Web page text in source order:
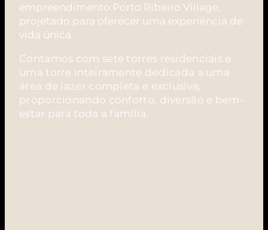
empreendimento Porto Ribeiro Village,
projetado para oferecer uma experiência de
vida única.
Contamos com sete torres residenciais e
uma torre inteiramente dedicada a uma
área de lazer completa e exclusiva,
proporcionando conforto, diversão e bem-
estar para toda a família.